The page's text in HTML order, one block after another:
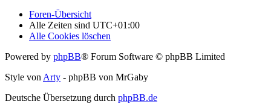
Foren-Übersicht
Alle Zeiten sind UTC+01:00
Alle Cookies löschen
Powered by phpBB® Forum Software © phpBB Limited
Style vonArty - phpBB von MrGaby
Deutsche Übersetzung durch phpBB.de